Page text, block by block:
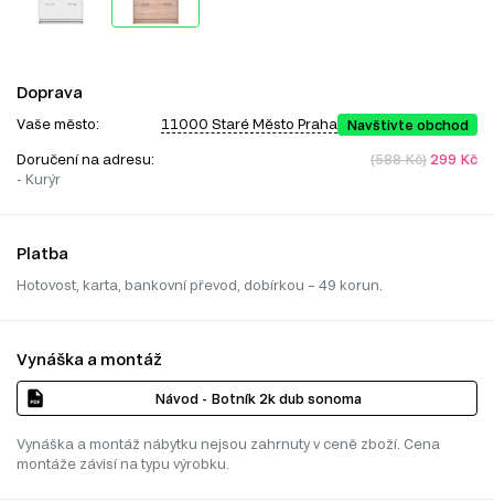
Doprava
Vaše město: 11000 Staré Město Praha Navštivte obchod
Doručení na adresu:
- Kurýr
(588 Kč) 299 Kč
Platba
Hotovost, karta, bankovní převod, dobírkou – 49 korun.
Vynáška a montáž
Návod - Botník 2k dub sonoma
Vynáška a montáž nábytku nejsou zahrnuty v ceně zboží. Cena
montáže závisí na typu výrobku.